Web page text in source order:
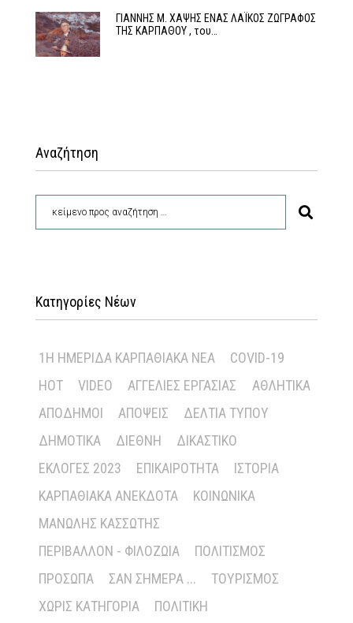
ΓΙΑΝΝΗΣ Μ. ΧΑΨΗΣ ΕΝΑΣ ΛΑΪΚΟΣ ΖΩΓΡΑΦΟΣ
ΤΗΣ ΚΑΡΠΑΘΟΥ , του…
Αναζήτηση
Κατηγορίες Νέων
1Η ΗΜΕΡΊΔΑ ΚΑΡΠΑΘΙΑΚΆ ΝΈΑ
COVID-19
HOT
VIDEO ΑΓΓΕΛΊΕΣ ΕΡΓΑΣΊΑΣ
ΑΘΛΗΤΙΚΆ
ΑΠΌΔΗΜΟΙ
ΑΠΌΨΕΙΣ
ΔΕΛΤΊΑ ΤΎΠΟΥ
ΔΗΜΟΤΙΚΆ
ΔΙΕΘΝΉ
ΔΙΚΑΣΤΙΚΌ
ΕΚΛΟΓΈΣ 2023
ΕΠΙΚΑΙΡΌΤΗΤΑ
ΙΣΤΟΡΊΑ
ΚΑΡΠΑΘΙΑΚΆ ΑΝΈΚΔΟΤΑ
ΚΟΙΝΩΝΙΚΆ
ΜΑΝΏΛΗΣ ΚΑΣΣΏΤΗΣ
ΠΕΡΙΒΆΛΛΟΝ - ΦΙΛΟΖΩΊΑ
ΠΟΛΙΤΙΣΜΌΣ
ΠΡΌΣΩΠΑ
ΣΑΝ ΣΉΜΕΡΑ ...
ΤΟΥΡΙΣΜΌΣ
ΧΩΡΊΣ ΚΑΤΗΓΟΡΊΑ
ΠΟΛΙΤΙΚΉ